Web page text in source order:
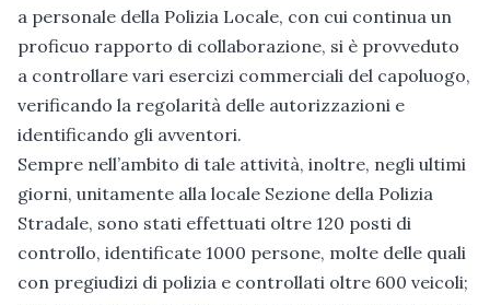
a personale della Polizia Locale, con cui continua un
proficuo rapporto di collaborazione, si è provveduto
a controllare vari esercizi commerciali del capoluogo,
verificando la regolarità delle autorizzazioni e
identificando gli avventori.
Sempre nell’ambito di tale attività, inoltre, negli ultimi
giorni, unitamente alla locale Sezione della Polizia
Stradale, sono stati effettuati oltre 120 posti di
controllo, identificate 1000 persone, molte delle quali
con pregiudizi di polizia e controllati oltre 600 veicoli;